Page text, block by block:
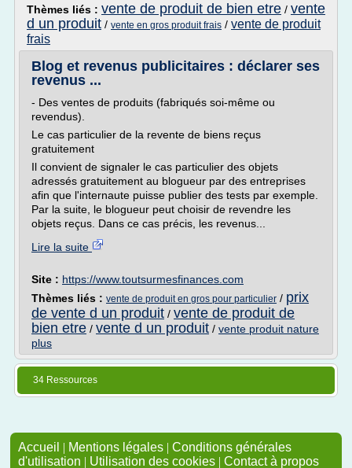
Thèmes liés : vente de produit de bien etre / vente
d un produit / vente en gros produit frais / vente de produit
frais
Blog et revenus publicitaires : déclarer ses
revenus ...
- Des ventes de produits (fabriqués soi-même ou
revendus).
Le cas particulier de la revente de biens reçus
gratuitement
Il convient de signaler le cas particulier des objets
adressés gratuitement au blogueur par des entreprises
afin que l'internaute puisse publier des tests par exemple.
Par la suite, le blogueur peut choisir de revendre les
objets reçus. Dans ce cas précis, les revenus...
Lire la suite
Site : https://www.toutsurmesfinances.com
Thèmes liés : vente de produit en gros pour particulier / prix
de vente d un produit / vente de produit de
bien etre / vente d un produit / vente produit nature
plus
34 Ressources
Accueil | Mentions légales | Conditions générales
d'utilisation | Utilisation des cookies | Contact à propos